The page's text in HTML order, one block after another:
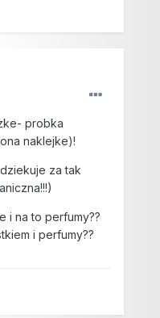
probka
naklejke)!
za tak
i na to perfumy??
i perfumy??